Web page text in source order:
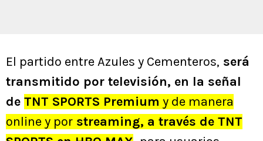
El partido entre Azules y Cementeros, será
transmitido por televisión, en la señal
de TNT SPORTS Premium y de manera
online y por streaming, a través de TNT